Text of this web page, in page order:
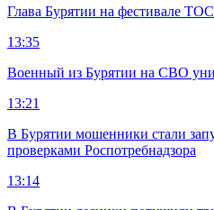
Глава Бурятии на фестивале
13:35
Военный из Бурятии на СВО
13:21
В Бурятии мошенники стали
проверками Роспотребнадзора
13:14